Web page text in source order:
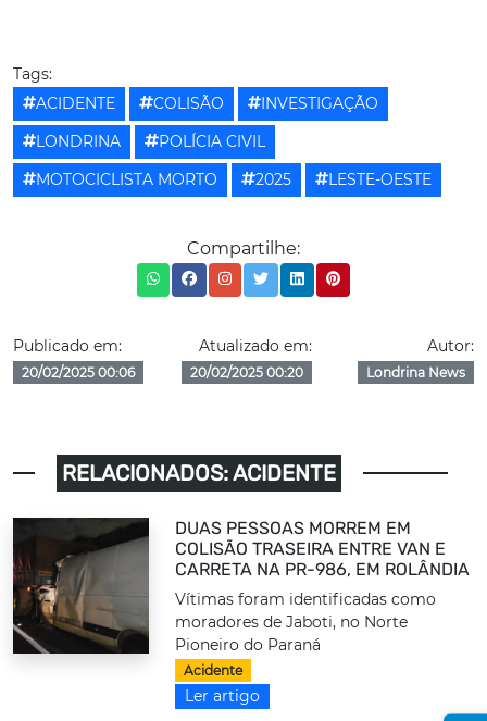
Tags:
ACIDENTE
COLISÃO
INVESTIGAÇÃO
LONDRINA
POLÍCIA CIVIL
MOTOCICLISTA MORTO
2025 LESTE-OESTE
Compartilhe:
Publicado em:
20/02/2025 00:06
Atualizado em:
20/02/2025 00:20
Autor:
Londrina News
RELACIONADOS: ACIDENTE
DUAS PESSOAS MORREM EM
COLISÃO TRASEIRA ENTRE VAN E
CARRETA NA PR-986, EM ROLÂNDIA
Vítimas foram identificadas como
moradores de Jaboti, no Norte
Pioneiro do Paraná
Acidente
Ler artigo